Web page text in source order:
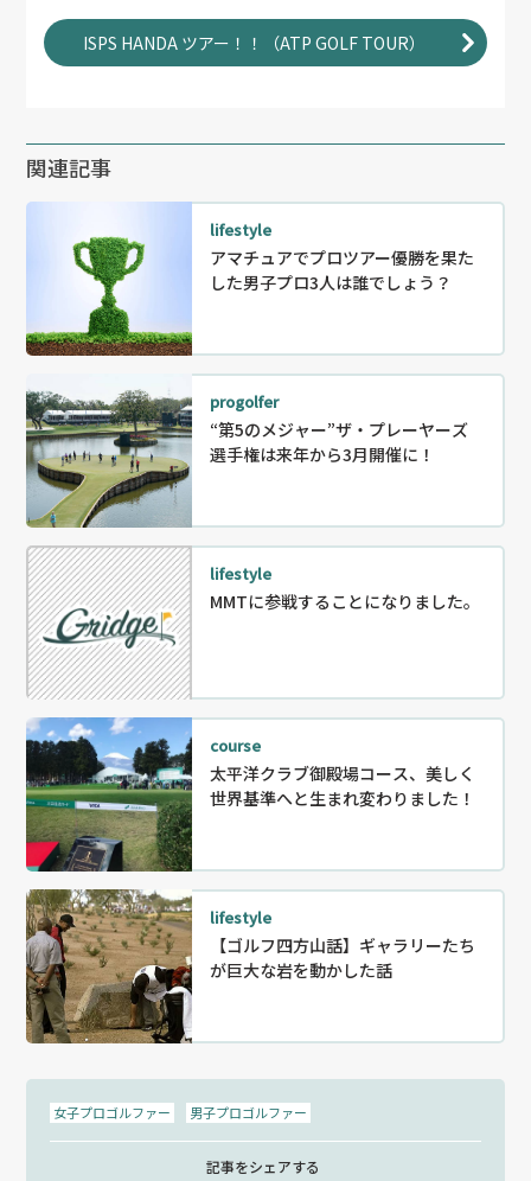
ISPS HANDA ツアー！！（ATP GOLF TOUR）
関連記事
lifestyle
アマチュアでプロツアー優勝を果た
した男子プロ3人は誰でしょう？
progolfer
“第5のメジャー”ザ・プレーヤーズ
選手権は来年から3月開催に！
lifestyle
MMTに参戦することになりました。
course
太平洋クラブ御殿場コース、美しく
世界基準へと生まれ変わりました！
lifestyle
【ゴルフ四方山話】ギャラリーたち
が巨大な岩を動かした話
女子プロゴルファー 男子プロゴルファー
記事をシェアする